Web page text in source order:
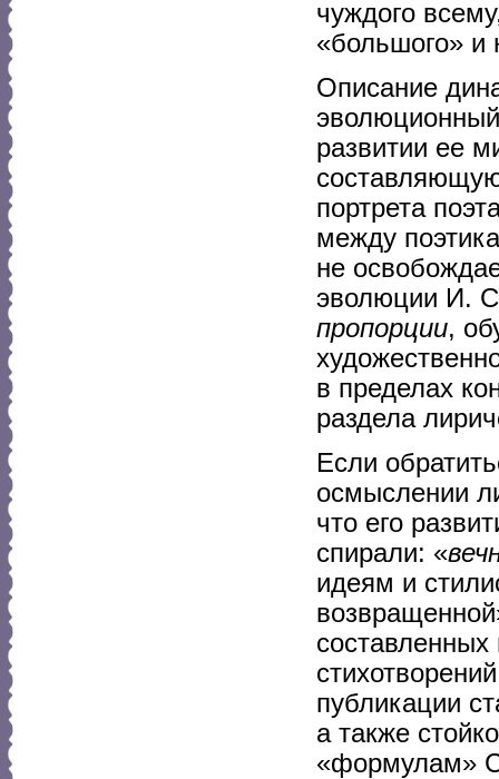
чуждого
«большого» и
Описание
развитии ее
составляющую
портрета
между
не
эволюции И.
пропорции,
в пределах
раздела
Если
осмыслении
что его
спирали: «
идеям и
публикации
а также
«формулам»